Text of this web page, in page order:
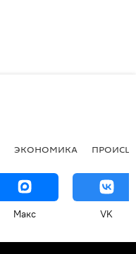
ЭКОНОМИКА
Макс VK